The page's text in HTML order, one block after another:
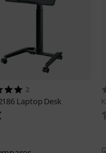
2
Laptop Desk